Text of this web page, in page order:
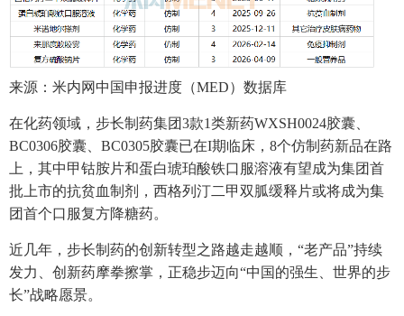
来源：米内网中国申报进度（MED）数据库
在化药领域，步长制药集团3款1类新药WXSH0024胶囊、
BC0306胶囊、BC0305胶囊已在I期临床，8个仿制药新品在路
上，其中甲钴胺片和蛋白琥珀酸铁口服溶液有望成为集团首
批上市的抗贫血制剂，西格列汀二甲双胍缓释片或将成为集
团首个口服复方降糖药。
近几年，步长制药的创新转型之路越走越顺，“老产品”持续
发力、创新药摩拳擦掌，正稳步迈向“中国的强生、世界的步
长”战略愿景。